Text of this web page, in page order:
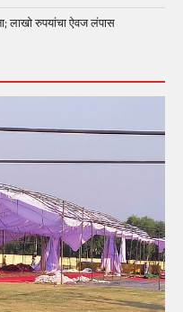
लाखो रुपयांचा ऐवज लंपास